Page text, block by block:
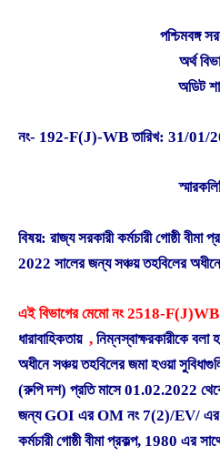
পশ্চিমবঙ্গ
অর্থ
অডিট
নং- 192-F(J)-WB তারিখ: 31/01/
বিষয়: রাজ্য সরকারী কর্মচারী গোষ্ঠী
2022 সালের জন্য সঞ্চয় তহবিলের অধীনে
এই বিভাগের মেমো নং 2518-
ধারাবাহিকতায় , নিম্নস্বাক্ষরকারীকে
অধীনে সঞ্চয় তহবিলের জমা হওয়া
(রুপি দশ) প্রতি মাসে 01.02.2022
জন্য GOI এর OM নং 7(2)/EV/ এর
কর্মচারী গোষ্ঠী বীমা প্রকল্প, 1980 এর